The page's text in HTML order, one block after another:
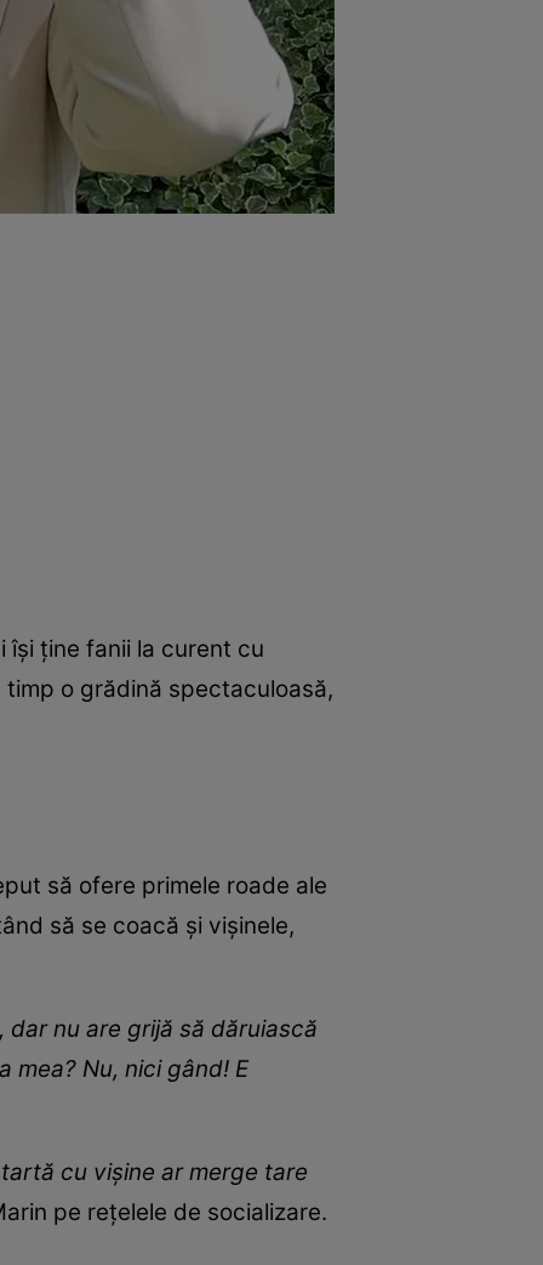
ține fanii la curent cu
o grădină spectaculoasă,
să ofere primele roade ale
să se coacă și vișinele,
dar nu are grijă să dăruiască
mea? Nu, nici gând! E
cu vișine ar merge tare
pe rețelele de socializare.